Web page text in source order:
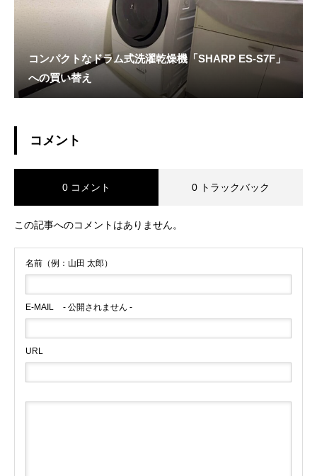
コンパクトなドラム式洗濯乾燥機「SHARP ES-S7F」
への買い替え
コメント
0 コメント 0 トラックバック
この記事へのコメントはありません。
名前（例：山田 太郎）
E-MAIL - 公開されません -
URL